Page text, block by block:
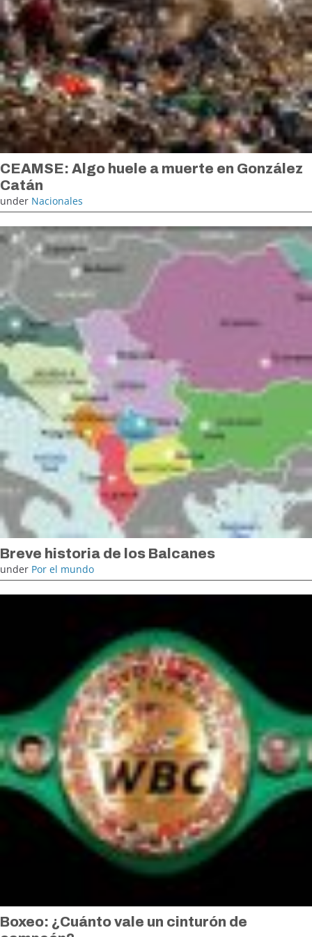
CEAMSE: Algo huele a muerte en González
Catán
under Nacionales
Breve historia de los Balcanes
under Por el mundo
Boxeo: ¿Cuánto vale un cinturón de